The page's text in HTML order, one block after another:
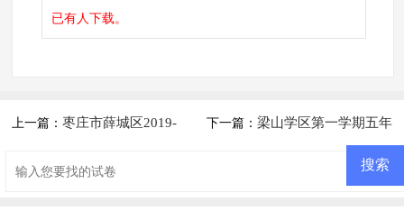
已有人下载。
上一篇：枣庄市薛城区2019-
试卷
下一篇： 梁山学区第一学期五年